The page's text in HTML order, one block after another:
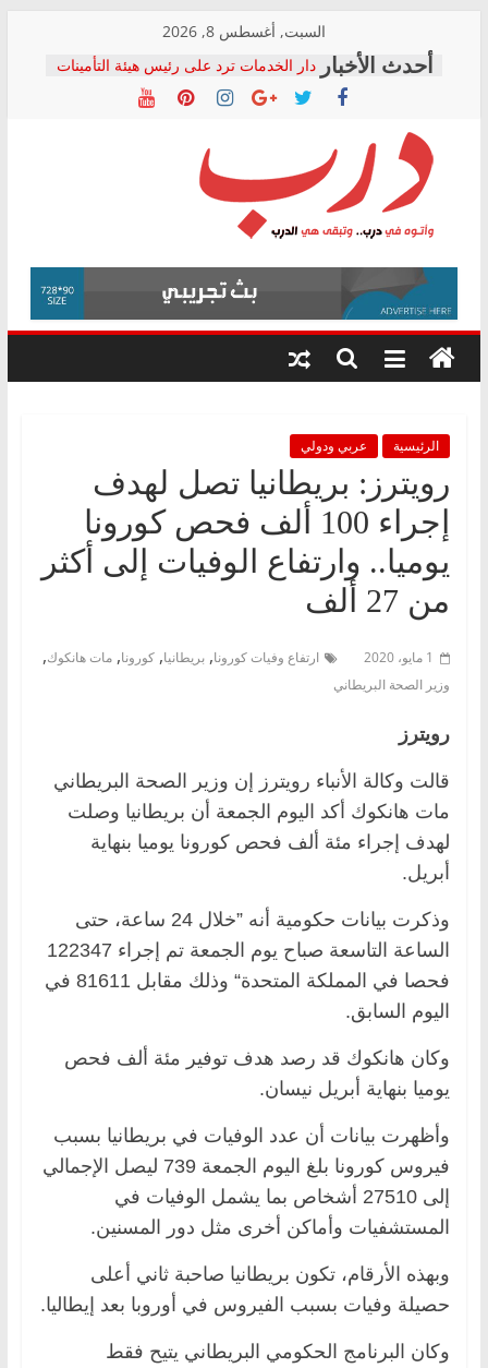
content
السبت, أغسطس 8, 2026
دار الخدمات ترد على رئيس هيئة التأمينات
بعد مؤتمره الصحفي: إنكار الأزمة لا ينهي
معاناة أصحاب المعاشات.. ونطالب بكشف
فرحات سليمان يكتب: القطاع الصحي إلى
أين؟
حزب التحالف الشعبي يطلق لجنة “الحق
في الصحة” بالإسكندرية لرصد الانتهاكات
ودعم المرضى
الوزاري لمدينة الصحفيين.. وانتهاء أعمال
إنشاء المبنى الإداري
المجلس القومي لحقوق الإنسان يعلن
متابعة قضية الدكتور محمد زهران.. ويؤكد:
قرينة البراءة وضمانات المحاكمة العادلة
درب
وأتوه
درب..
وتبقى
هي
الرئيسية عربي ودولي
رويترز: بريطانيا تصل لهدف
إجراء 100 ألف فحص كورونا
يوميا.. وارتفاع الوفيات إلى أكثر
من 27 ألف
1 مايو، 2020 ارتفاع وفيات كورونا, بريطانيا, كورونا, مات هانكوك,
وزير الصحة البريطاني
رويترز
قالت وكالة الأنباء رويترز إن وزير الصحة البريطاني
مات هانكوك أكد اليوم الجمعة أن بريطانيا وصلت
لهدف إجراء مئة ألف فحص كورونا يوميا بنهاية
أبريل.
وذكرت بيانات حكومية أنه ”خلال 24 ساعة، حتى
الساعة التاسعة صباح يوم الجمعة تم إجراء 122347
فحصا في المملكة المتحدة“ وذلك مقابل 81611 في
اليوم السابق.
وكان هانكوك قد رصد هدف توفير مئة ألف فحص
يوميا بنهاية أبريل نيسان.
وأظهرت بيانات أن عدد الوفيات في بريطانيا بسبب
فيروس كورونا بلغ اليوم الجمعة 739 ليصل الإجمالي
إلى 27510 أشخاص بما يشمل الوفيات في
المستشفيات وأماكن أخرى مثل دور المسنين.
وبهذه الأرقام، تكون بريطانيا صاحبة ثاني أعلى
حصيلة وفيات بسبب الفيروس في أوروبا بعد إيطاليا.
وكان البرنامج الحكومي البريطاني يتيح فقط